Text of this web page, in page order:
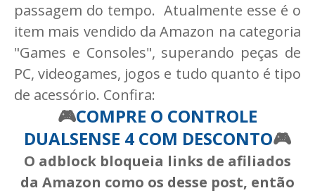
passagem do tempo. Atualmente esse é o
item mais vendido da Amazon na categoria
"Games e Consoles", superando peças de
PC, videogames, jogos e tudo quanto é tipo
de acessório. Confira:
🎮COMPRE O CONTROLE
DUALSENSE 4 COM DESCONTO🎮
O adblock bloqueia links de afiliados
da Amazon como os desse post, então